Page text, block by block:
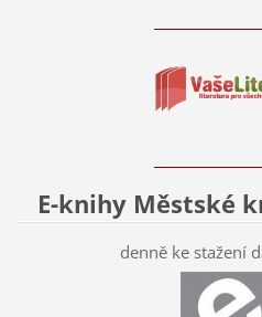
E-knihy Městské
denně ke stažení